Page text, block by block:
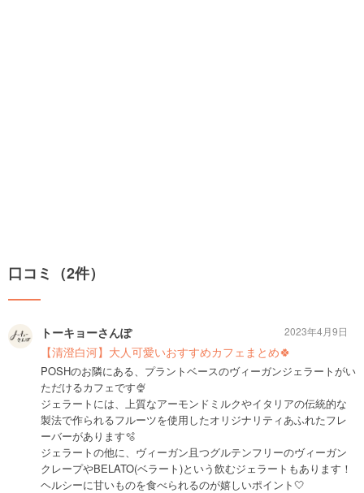
口コミ（2件）
トーキョーさんぽ
【清澄白河】大人可愛いおすすめカフェまとめ🍀
POSHのお隣にある、プラントベースのヴィーガンジェラートがい
ただけるカフェです🍨
ジェラートには、上質なアーモンドミルクやイタリアの伝統的な
製法で作られるフルーツを使用したオリジナリティあふれたフレ
ーバーがあります🫧
ジェラートの他に、ヴィーガン且つグルテンフリーのヴィーガン
クレープやBELATO(ベラート)という飲むジェラートもあります！
ヘルシーに甘いものを食べられるのが嬉しいポイント🤍
2023年4月9日